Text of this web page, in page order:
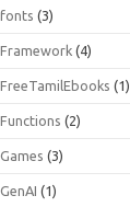
fonts (3)
Framework (4)
FreeTamilEbooks (1)
Functions (2)
Games (3)
GenAI (1)